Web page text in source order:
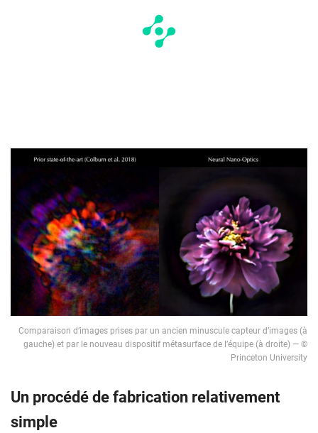
Comparaison d’images prises par un ancien minuscule capteur d’images (à
gauche) et par le nouveau dispositif métasurface de l’équipe (à droite) — ©
Princeton University
Un procédé de fabrication relativement
simple